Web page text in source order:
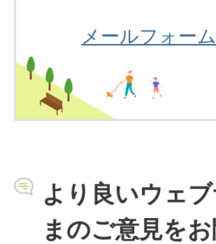
メールフォー
より良いウェ
まのご意見を